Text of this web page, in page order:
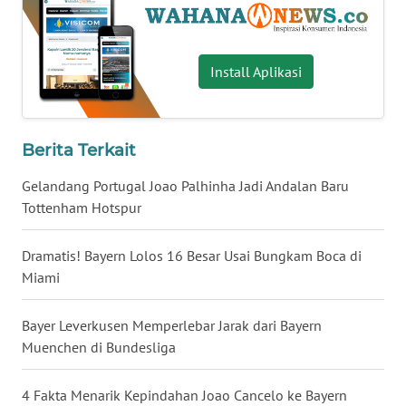
Install Aplikasi
Berita Terkait
Gelandang Portugal Joao Palhinha Jadi Andalan Baru
Tottenham Hotspur
Dramatis! Bayern Lolos 16 Besar Usai Bungkam Boca di
Miami
Bayer Leverkusen Memperlebar Jarak dari Bayern
Muenchen di Bundesliga
4 Fakta Menarik Kepindahan Joao Cancelo ke Bayern
WN
SERAMBI
WN
JAMBI
SULTRA
WN
NTB
WN
SULTENG
WN